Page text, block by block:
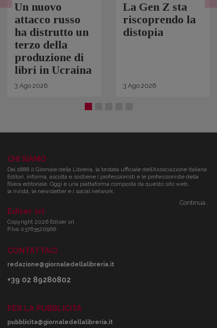
Un nuovo
attacco russo
ha distrutto un
terzo della
produzione di
libri in Ucraina
3 Ago 2026
La Gen Z sta
riscoprendo la
distopia
3 Ago 2026
CHI SIAMO
Dal 1888 il Giornale della Libreria, la testata ufficiale dell’Associazione Italiana
Editori, informa, ascolta e sostiene i professionisti e le professioniste della
filiera editoriale. Oggi è una piattaforma composta da questo sito web,
la rivista, le newsletter e i social network.
Continua...
Ediser srl
Copyright 2026 Ediser srl
P.Iva 03763520966
CONTATTACI
redazione@giornaledellalibreria.it
+39 02 89280802
PER LA PUBBLICITÀ
pubblicita@giornaledellalibreria.it